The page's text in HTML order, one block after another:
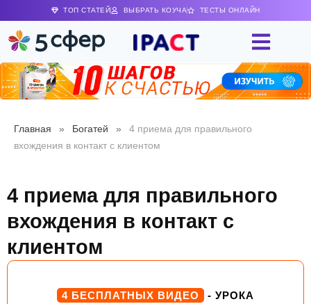
ТОП СТАТЕЙ ВЫБРАТЬ КОУЧА ТЕСТЫ ОНЛАЙН
Главная » Богатей »
4 приема для правильного
вхождения в контакт с клиентом
4 приема для правильного
вхождения в контакт с
клиентом
4 БЕСПЛАТНЫХ ВИДЕО
- УРОКА